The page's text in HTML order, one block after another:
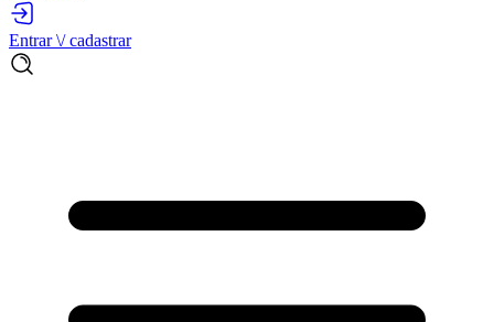
Entrar \/ cadastrar